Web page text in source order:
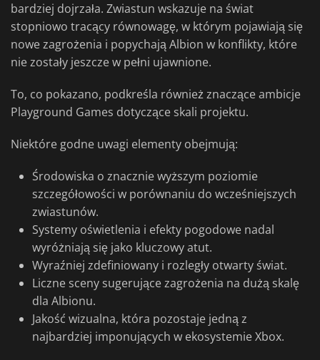
bardziej dojrzała. Zwiastun wskazuje na świat
stopniowo tracący równowagę, w którym pojawiają się
nowe zagrożenia i popychają Albion w konflikty, które
nie zostały jeszcze w pełni ujawnione.
To, co pokazano, podkreśla również znaczące ambicje
Playground Games dotyczące skali projektu.
Niektóre godne uwagi elementy obejmują:
Środowiska o znacznie wyższym poziomie
szczegółowości w porównaniu do wcześniejszych
zwiastunów.
Systemy oświetlenia i efekty pogodowe nadal
wyróżniają się jako kluczowy atut.
Wyraźniej zdefiniowany i rozległy otwarty świat.
Liczne sceny sugerujące zagrożenia na dużą skalę
dla Albionu.
Jakość wizualna, która pozostaje jedną z
najbardziej imponujących w ekosystemie Xbox.